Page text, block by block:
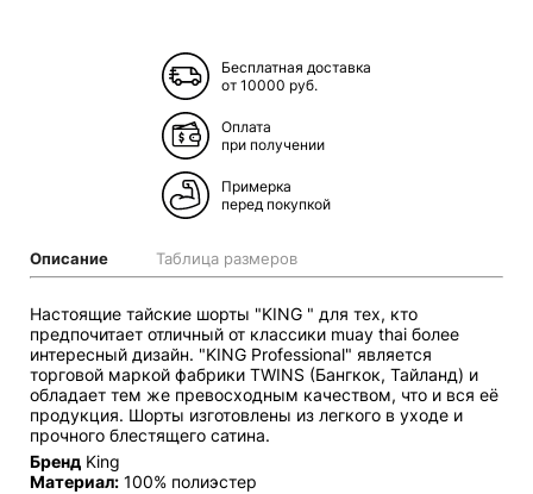
Бесплатная доставка
от 10000 руб.
Оплата
при получении
Примерка
перед покупкой
Описание Таблица размеров
Настоящие тайские шорты "KING " для тех, кто
предпочитает отличный от классики muay thai более
интересный дизайн. "KING Professional" является
торговой маркой фабрики TWINS (Бангкок, Тайланд) и
обладает тем же превосходным качеством, что и вся её
продукция. Шорты изготовлены из легкого в уходе и
прочного блестящего сатина.
Бренд King
Материал: 100% полиэстер